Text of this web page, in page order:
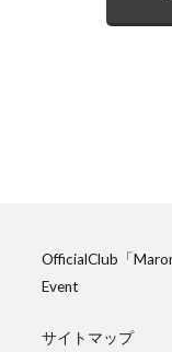
OfficialClub「
Event
サイトマップ